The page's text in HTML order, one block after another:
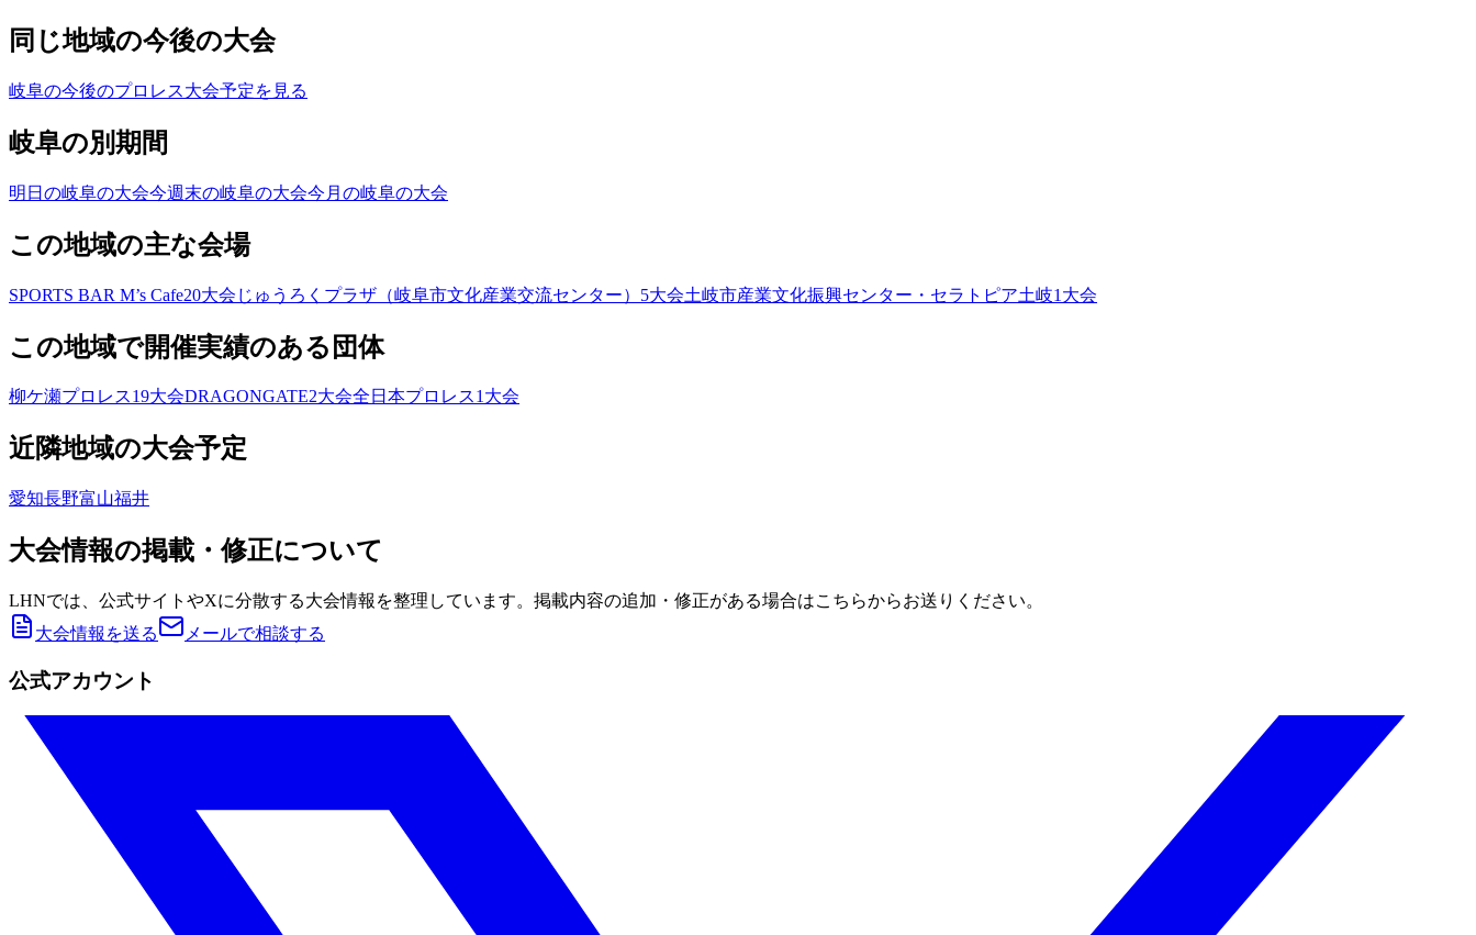
同じ地域の今後の大会
岐阜の今後のプロレス大会予定を見る
岐阜の別期間
明日の岐阜の大会今週末の岐阜の大会今月の岐阜の大会
この地域の主な会場
SPORTS BAR M’s Cafe20大会 じゅうろくプラザ（岐阜市文化産業交流センター） 5大会土岐市産業文化振興センター・セラトピア土岐1 大会
この地域で開催実績のある団体
柳ケ瀬プロレス19大会DRAGONGATE2大会全日本プロレス1大会
近隣地域の大会予定
愛知長野富山福井
大会情報の掲載・修正について
LHNでは、公式サイトやXに分散する大会情報を整理しています。掲載内容の追加・修正がある場合はこちらからお送りください。
大会情報を送る
メールで相談する
公式アカウント